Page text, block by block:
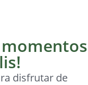
momentos
disfrutar de